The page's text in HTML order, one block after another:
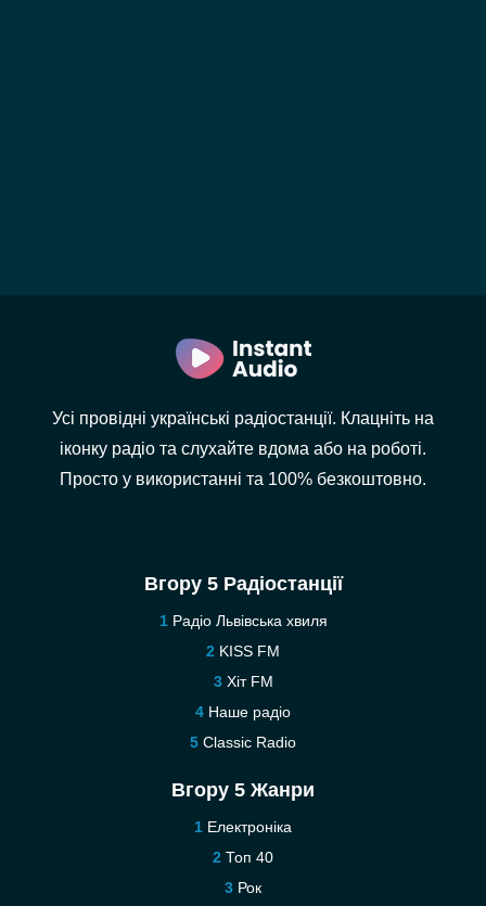
Усі провідні українські радіостанції. Клацніть на
іконку радіо та слухайте вдома або на роботі.
Просто у використанні та 100% безкоштовно.
Вгору 5 Радіостанції
Радіо Львівська хвиля
KISS FM
Хіт FM
Наше радіо
Classic Radio
Вгору 5 Жанри
Електроніка
Топ 40
Рок